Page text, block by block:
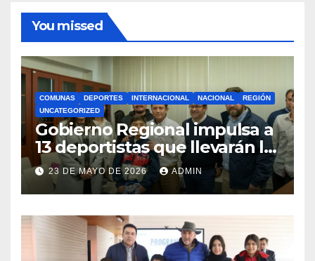
You missed
COMUNAS DEPORTES INTERNACIONAL NACIONAL
REGIÓN
UNCATEGORIZED
Gobierno Regional impulsa a
13 deportistas que llevarán la
bandera maulina a
competencias
internacionales
23 DE MAYO DE 2026 ADMIN